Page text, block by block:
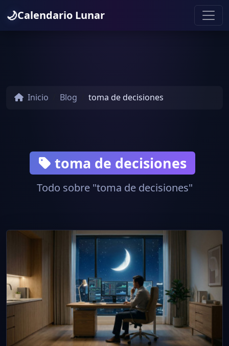
🌙Calendario Lunar
Inicio Blog toma de decisiones
toma de decisiones
Todo sobre "toma de decisiones"